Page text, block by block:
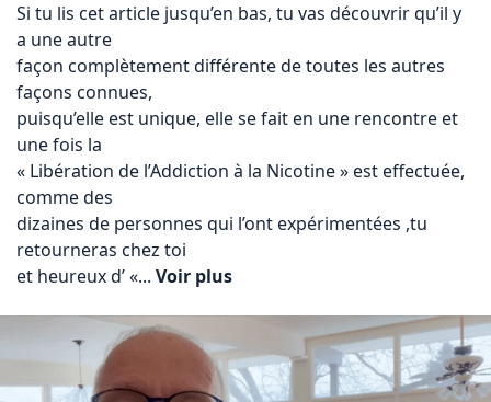
Si tu lis cet article jusqu’en bas, tu vas découvrir qu’il y
a une autre
façon complètement différente de toutes les autres
façons connues,
puisqu’elle est unique, elle se fait en une rencontre et
une fois la
« Libération de l’Addiction à la Nicotine » est effectuée,
comme des
dizaines de personnes qui l’ont expérimentées ,tu
retourneras chez toi
et heureux d’ «... Voir plus